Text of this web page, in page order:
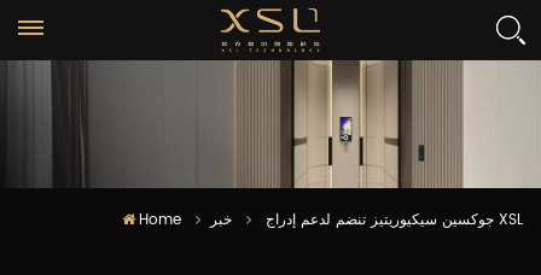
Home خبر جوكسين سيكيوريتيز تنضم لدعم إدراج XSL